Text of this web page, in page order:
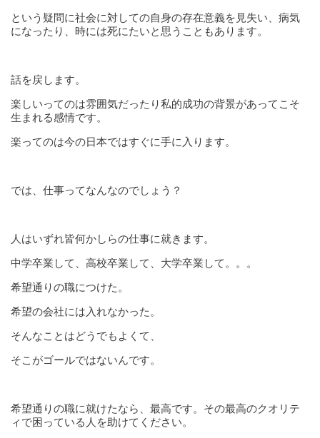
という疑問に社会に対しての自身の存在意義を見失い、病気
になったり、時には死にたいと思うこともあります。
話を戻します。
楽しいってのは雰囲気だったり私的成功の背景があってこそ
生まれる感情です。
楽ってのは今の日本ではすぐに手に入ります。
では、仕事ってなんなのでしょう？
人はいずれ皆何かしらの仕事に就きます。
中学卒業して、高校卒業して、大学卒業して。。。
希望通りの職につけた。
希望の会社には入れなかった。
そんなことはどうでもよくて、
そこがゴールではないんです。
希望通りの職に就けたなら、最高です。その最高のクオリテ
ィで困っている人を助けてください。